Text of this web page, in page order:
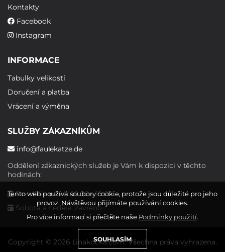
Kontakty
Facebook
Instagram
INFORMACE
Tabulky velikostí
Doručení a platba
Vrácení a výměna
SLUŽBY ZÁKAZNÍKŮM
info@faulekatze.de
Oddělení zákaznických služeb je Vám k dispozici v těchto
hodinách:
Pondělí - pátek: 10:00 - 19:00
Sobota a neděle: zavřeno
Copyright © 2026 Linakocka.com. Všechna práva vyhrazena.
Tento web používá soubory cookie, protože jsou důležité pro jeho
provoz. Návštěvou přijímáte používání cookies.
Pro více informací si přečtěte naše Podmínky použití.
SOUHLASÍM